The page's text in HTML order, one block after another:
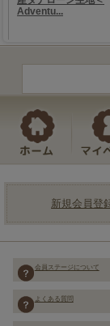
新規会員登
会員ステージについて
よくある質問